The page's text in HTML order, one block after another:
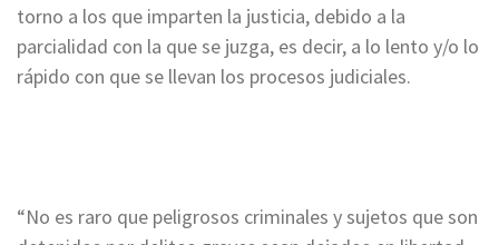
torno a los que imparten la justicia, debido a la
parcialidad con la que se juzga, es decir, a lo lento y/o lo
rápido con que se llevan los procesos judiciales.
“No es raro que peligrosos criminales y sujetos que son